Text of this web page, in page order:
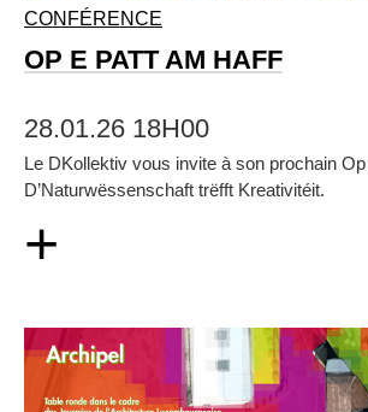
CONFÉRENCE
OP E PATT AM HAFF
28.01.26 18H00
Le DKollektiv vous invite à son prochain
D’Naturwëssenschaft trëfft Kreativitéit.
+